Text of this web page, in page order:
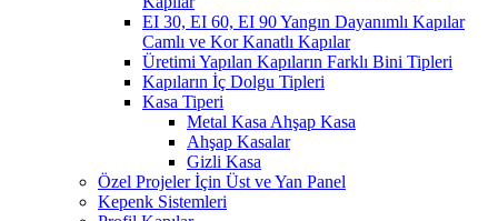
EI 30, EI 60, EI 90 Yangın Dayanımlı Kapılar
Camlı ve Kor Kanatlı Kapılar
Üretimi Yapılan Kapıların Farklı Bini Tipleri
Kapıların İç Dolgu Tipleri
Kasa Tiperi
Metal Kasa Ahşap Kasa
Ahşap Kasalar
Gizli Kasa
Özel Projeler İçin Üst ve Yan Panel
Kepenk Sistemleri